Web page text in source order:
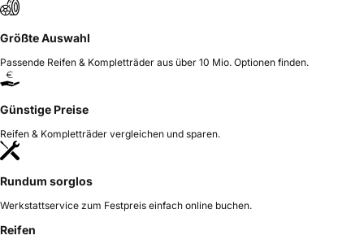
Größte Auswahl
Passende Reifen & Kompletträder aus über 10 Mio. Optionen finden.
Günstige Preise
Reifen & Kompletträder vergleichen und sparen.
Rundum sorglos
Werkstattservice zum Festpreis einfach online buchen.
Reifen